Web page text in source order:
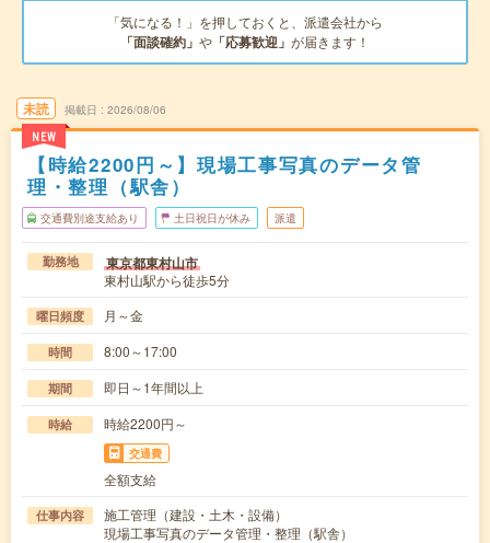
「気になる！」を押しておくと、派遣会社から
「面談確約」 や 「応募歓迎」 が届きます！
未読
NEW
掲載日 2026/08/06
【時給2200円～】現場工事写真のデータ管
理・整理（駅舎）
交通費別途支給あり 土日祝日が休み 派遣
勤務地 東京都東村山市
東村山駅から徒歩5分
曜日頻度 月～金
時間 8:00～17:00
期間 即日～1年間以上
時給 時給2200円～
交通費
全額支給
仕事内容
施工管理（建設・土木・設備）
現場工事写真のデータ管理・整理（駅舎）